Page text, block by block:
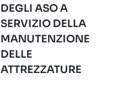
DEGLI ASO A
SERVIZIO DELLA
MANUTENZIONE
DELLE
ATTREZZATURE